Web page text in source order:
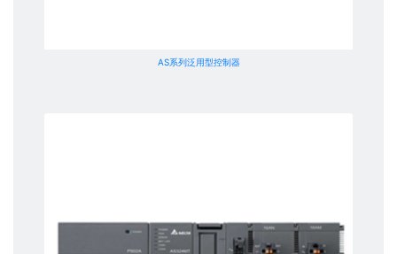
AS系列泛用型控制器